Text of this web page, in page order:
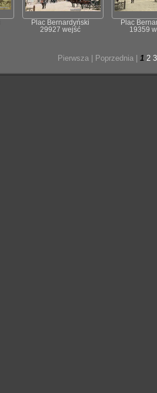
Plac Bernardyński
29927 wejść
Plac
19359
Pierwsza | Poprzednia | 1 2 3